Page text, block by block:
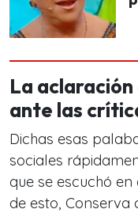
La
ante las
Dichas esas
sociales
que se escuchó
de esto, Conserva